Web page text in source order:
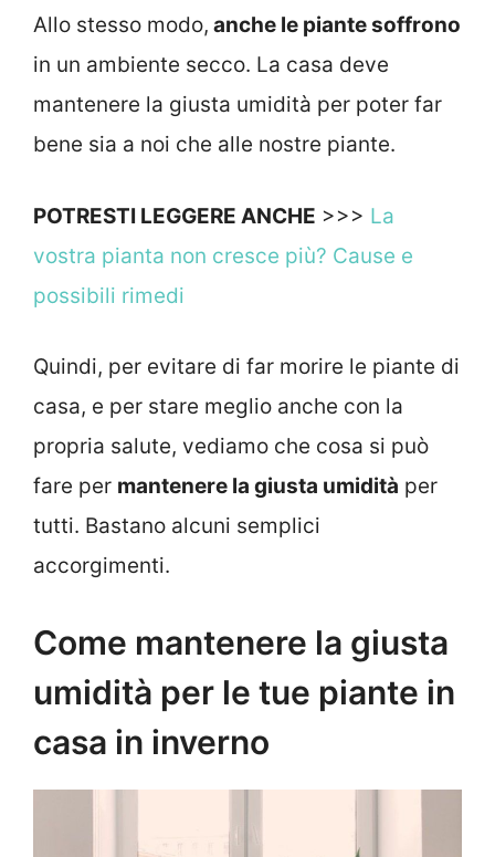
Allo stesso modo, anche le piante soffrono
in un ambiente secco. La casa deve
mantenere la giusta umidità per poter far
bene sia a noi che alle nostre piante.
POTRESTI LEGGERE ANCHE >>> La
vostra pianta non cresce più? Cause e
possibili rimedi
Quindi, per evitare di far morire le piante di
casa, e per stare meglio anche con la
propria salute, vediamo che cosa si può
fare per mantenere la giusta umidità per
tutti. Bastano alcuni semplici
accorgimenti.
Come mantenere la giusta
umidità per le tue piante in
casa in inverno